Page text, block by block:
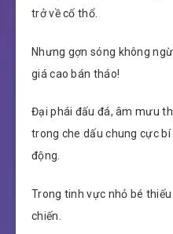
trở về cố thổ.
Nhưng gợn sóng không
giá cao bán tháo!
Đại phái đấu đá, âm mưu
trong che dấu chung cực
động.
Trong tinh vực nhỏ bé
chiến.